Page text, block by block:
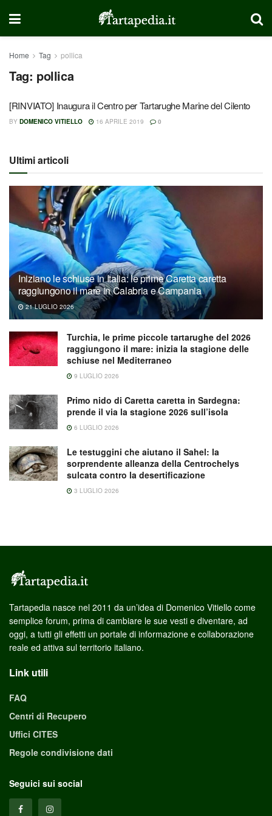
Home Tag pollica
Tag: pollica
[RINVIATO] Inaugura il Centro per Tartarughe Marine del Cilento
BY DOMENICO VITIELLO 16 APRILE 2019 0
Ultimi articoli
Iniziano le schiuse in Italia: le prime Caretta caretta
raggiungono il mare in Calabria e Campania
21 LUGLIO 2026
Turchia, le prime piccole tartarughe del 2026
raggiungono il mare: inizia la stagione delle
schiuse nel Mediterraneo
9 LUGLIO 2026
Primo nido di Caretta caretta in Sardegna:
prende il via la stagione 2026 sull’isola
6 LUGLIO 2026
Le testuggini che aiutano il Sahel: la
sorprendente alleanza della Centrochelys
sulcata contro la desertificazione
3 LUGLIO 2026
Tartapedia nasce nel 2011 da un’idea di Domenico Vitiello come
semplice forum, prima di cambiare le sue vesti e diventare, ad
oggi, a tutti gli effetti un portale di informazione e collaborazione
reale ed attiva sul territorio italiano.
Link utili
FAQ
Centri di Recupero
Uffici CITES
Regole condivisione dati
Seguici sui social